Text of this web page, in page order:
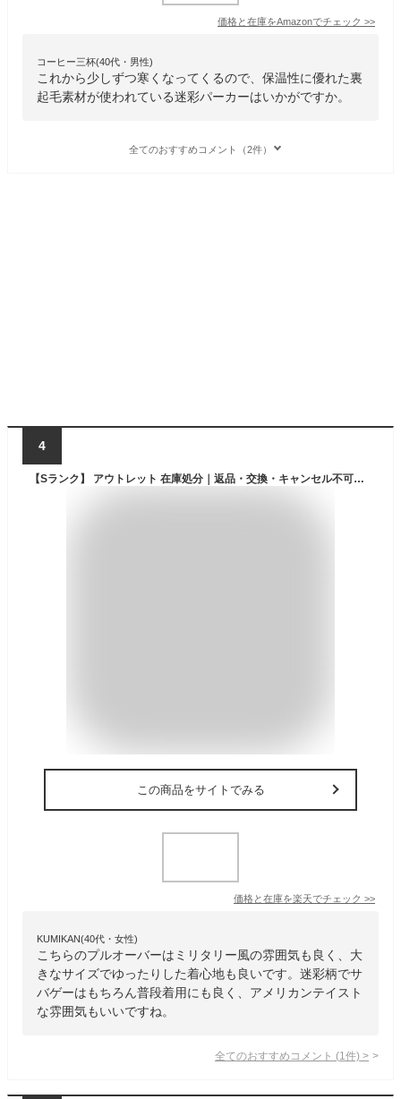
価格と在庫をAmazonでチェック >>
コーヒー三杯(40代・男性)
これから少しずつ寒くなってくるので、保温性に優れた裏
起毛素材が使われている迷彩パーカーはいかがですか。
全てのおすすめコメント（2件）
4
【Sランク】 アウトレット 在庫処分｜返品・交換・キャンセル不可｜ロスコ パーカー プルオーバー メンズ レディース 大きいサイズ 米軍 ブランド ROTHCO ミリタリー 迷彩 [OUTLET] スーパーセール 12月
この商品をサイトでみる
価格と在庫を楽天でチェック >>
KUMIKAN(40代・女性)
こちらのプルオーバーはミリタリー風の雰囲気も良く、大
きなサイズでゆったりした着心地も良いです。迷彩柄でサ
バゲーはもちろん普段着用にも良く、アメリカンテイスト
な雰囲気もいいですね。
全てのおすすめコメント (1 件) >